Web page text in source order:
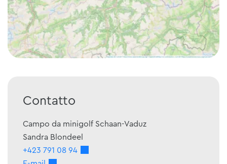
Contatto
Campo da minigolf Schaan-Vaduz
Sandra Blondeel
+423 791 08 94